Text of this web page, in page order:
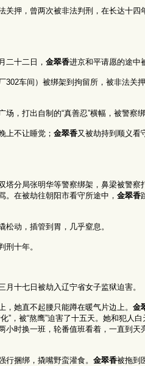
关押，曾两次被非法判刑，在长达十
二十二日， 金翠香进京和平请愿的途中
302车间）被绑架到拘留所，被非法关
场，打出自制的“真善忍”横幅，被警察
上不让睡觉； 金翠香又被劫持到顺义看
塔分局张明华等警察绑架，鼻梁被警
。在被劫往朝阳市看守所途中， 金翠香
动，插管到胃，几乎窒息。
刑十年。
十七日被劫入辽宁省女子监狱迫害。
，她直不起腰只能蹲在暖气片边上。 金
”，被“熬鹰”迫害了十五天。她和犯人
时换一班，轮番值班看着，一直到
捆绑，撬嘴野蛮灌食。 金翠香被拖到